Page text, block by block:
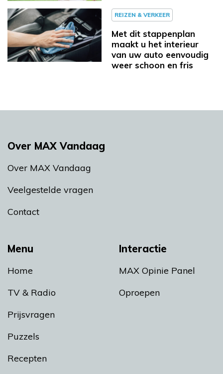
REIZEN & VERKEER
Met dit stappenplan
maakt u het interieur
van uw auto eenvoudig
weer schoon en fris
Menu
Home
TV & Radio
Prijsvragen
Puzzels
Recepten
Interactie
MAX Opinie Panel
Oproepen
Over MAX Vandaag
Over MAX Vandaag
Veelgestelde vragen
Contact